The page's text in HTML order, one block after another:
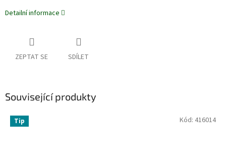
Detailní informace
ZEPTAT SE SDÍLET
Související produkty
Tip Kód: 416014